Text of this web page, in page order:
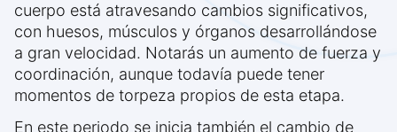
cuerpo está atravesando cambios significativos,
con huesos, músculos y órganos desarrollándose
a gran velocidad. Notarás un aumento de fuerza y
coordinación, aunque todavía puede tener
momentos de torpeza propios de esta etapa.
En este periodo se inicia también el cambio de